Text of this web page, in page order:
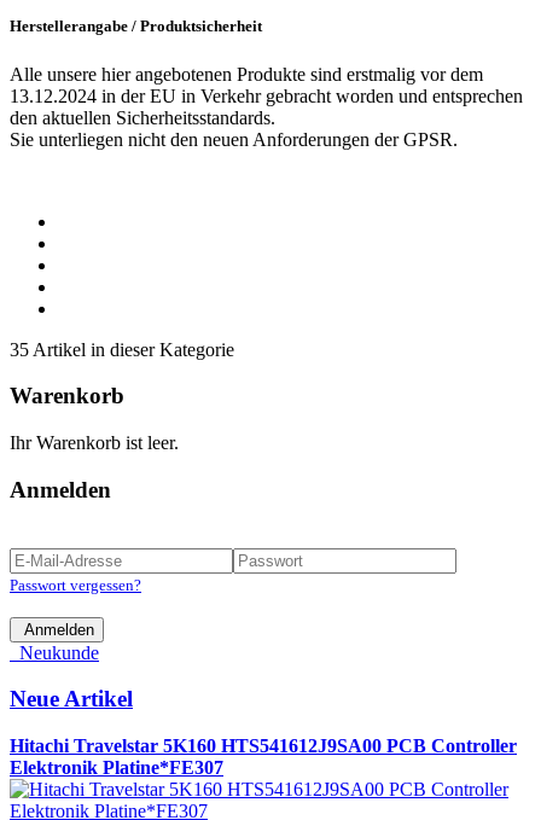
Herstellerangabe / Produktsicherheit
Alle unsere hier angebotenen Produkte sind erstmalig vor dem
13.12.2024 in der EU in Verkehr gebracht worden und entsprechen
den aktuellen Sicherheitsstandards.
Sie unterliegen nicht den neuen Anforderungen der GPSR.
35 Artikel in dieser Kategorie
Warenkorb
Ihr Warenkorb ist leer.
Anmelden
Passwort vergessen?
Anmelden
Neukunde
Neue Artikel
Hitachi Travelstar 5K160 HTS541612J9SA00 PCB Controller
Elektronik Platine*FE307